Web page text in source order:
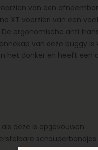
van een
XT voorzien van een
ergonomische anti
van deze buggy is
het donker en heeft een
deze is opgevouwen.
schouderbandjes